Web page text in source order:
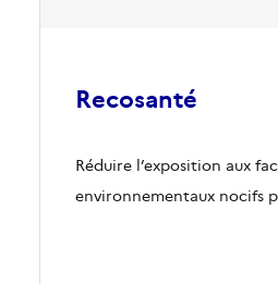
Recosanté
Réduire l’exposition aux
environnementaux nocifs